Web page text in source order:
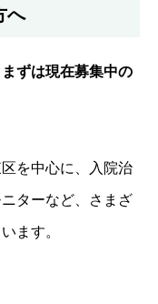
へ
まずは現在募集中の
を中心に、入院治
ターなど、さまざ
ます。